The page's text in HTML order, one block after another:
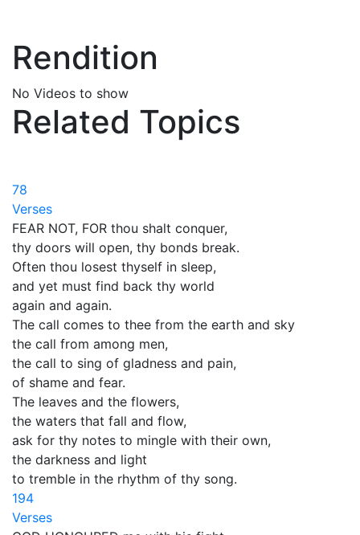
Rendition
No Videos to show
Related Topics
78
Verses
FEAR NOT, FOR thou shalt conquer,
thy doors will open, thy bonds break.
Often thou losest thyself in sleep,
and yet must find back thy world
again and again.
The call comes to thee from the earth and sky
the call from among men,
the call to sing of gladness and pain,
of shame and fear.
The leaves and the flowers,
the waters that fall and flow,
ask for thy notes to mingle with their own,
the darkness and light
to tremble in the rhythm of thy song.
194
Verses